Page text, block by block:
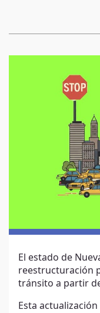
El estado de
reestructuración
tránsito a partir
Esta actualización